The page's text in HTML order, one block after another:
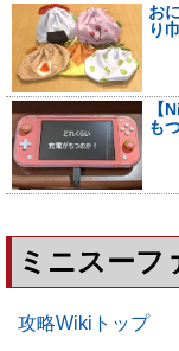
お
り
【
も
ミニスーフ
攻略Wikiトップ